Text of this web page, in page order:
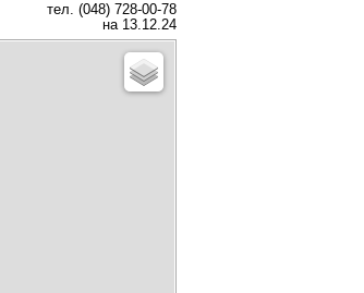
тел. (048) 728-00-78
на 13.12.24